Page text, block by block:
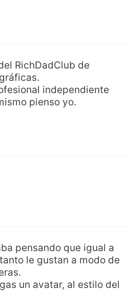
RichDadClub de
independiente
pienso yo.
pensando que igual a
le gustan a modo de
un avatar, al estilo del